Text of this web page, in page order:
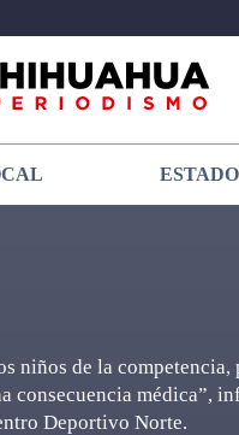
ESTADO
niños de la
consecuencia médica”,
Deportivo Norte.